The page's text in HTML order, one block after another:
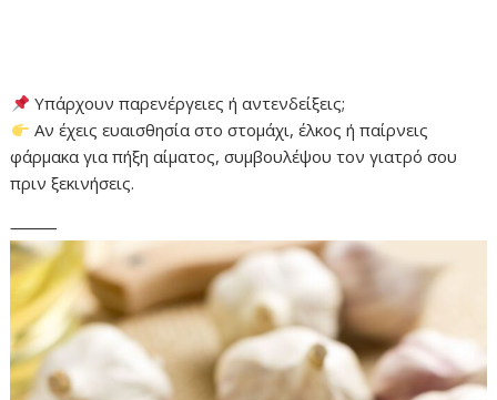
Υπάρχουν παρενέργειες ή αντενδείξεις;
Αν έχεις ευαισθησία στο στομάχι, έλκος ή παίρνεις
φάρμακα για πήξη αίματος, συμβουλέψου τον γιατρό σου
πριν ξεκινήσεις.
⸻